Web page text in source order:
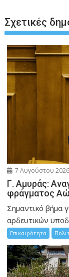
Σχετικές
7 Αυγούστου 2026
Γ. Αμυράς:
φράγματος
Σημαντικό βήμα
αρδευτικών
Επικαιρότητα